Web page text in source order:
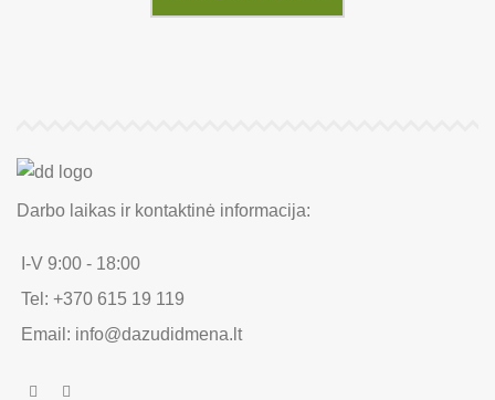
Darbo laikas ir kontaktinė informacija:
I-V 9:00 - 18:00
Tel: +370 615 19 119
Email: info@dazudidmena.lt